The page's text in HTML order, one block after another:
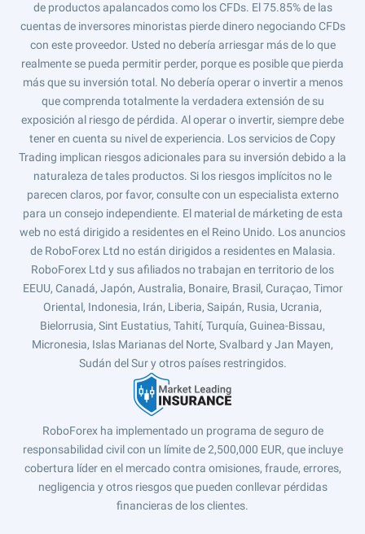
de productos apalancados como los CFDs. El 75.85% de las
cuentas de inversores minoristas pierde dinero negociando CFDs
con este proveedor. Usted no debería arriesgar más de lo que
realmente se pueda permitir perder, porque es posible que pierda
más que su inversión total. No debería operar o invertir a menos
que comprenda totalmente la verdadera extensión de su
exposición al riesgo de pérdida. Al operar o invertir, siempre debe
tener en cuenta su nivel de experiencia. Los servicios de Copy
Trading implican riesgos adicionales para su inversión debido a la
naturaleza de tales productos. Si los riesgos implícitos no le
parecen claros, por favor, consulte con un especialista externo
para un consejo independiente. El material de márketing de esta
web no está dirigido a residentes en el Reino Unido. Los anuncios
de RoboForex Ltd no están dirigidos a residentes en Malasia.
RoboForex Ltd y sus afiliados no trabajan en territorio de los
EEUU, Canadá, Japón, Australia, Bonaire, Brasil, Curaçao, Timor
Oriental, Indonesia, Irán, Liberia, Saipán, Rusia, Ucrania,
Bielorrusia, Sint Eustatius, Tahití, Turquía, Guinea-Bissau,
Micronesia, Islas Marianas del Norte, Svalbard y Jan Mayen,
Sudán del Sur y otros países restringidos.
RoboForex ha implementado un programa de seguro de
responsabilidad civil con un límite de 2,500,000 EUR, que incluye
cobertura líder en el mercado contra omisiones, fraude, errores,
negligencia y otros riesgos que pueden conllevar pérdidas
financieras de los clientes.